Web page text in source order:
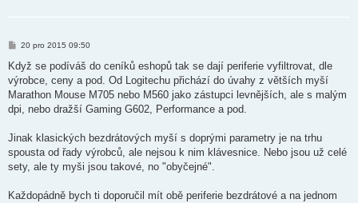
P
í
s
p
ě
e
20 pro 2015 09:50
Když se podíváš do ceníků eshopů tak se dají periferie vyfiltrovat, dle
výrobce, ceny a pod. Od Logitechu přichází do úvahy z větších myší
Marathon Mouse M705 nebo M560 jako zástupci levnějších, ale s malým
dpi, nebo dražší Gaming G602, Performance a pod.
Jinak klasických bezdrátových myší s doprými parametry je na trhu
spousta od řady výrobců, ale nejsou k nim klávesnice. Nebo jsou už celé
sety, ale ty myši jsou takové, no "obyčejné".
Každopádně bych ti doporučil mít obě periferie bezdrátové a na jednom